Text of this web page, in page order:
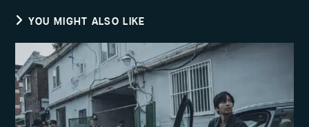
YOU MIGHT ALSO LIKE